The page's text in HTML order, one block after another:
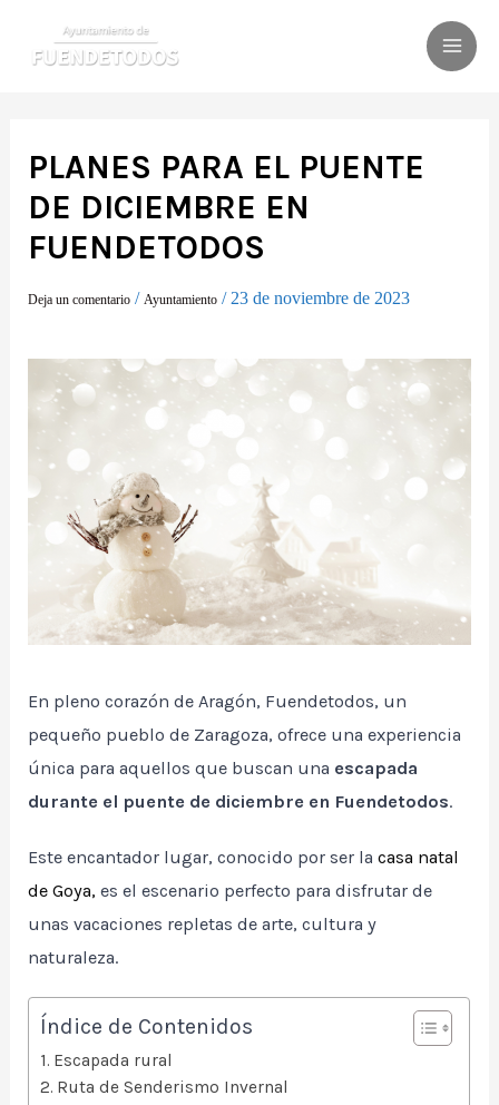
PLANES PARA EL PUENTE
DE DICIEMBRE EN
FUENDETODOS
Deja un comentario /Ayuntamiento /23 de noviembre de 2023
En pleno corazón de Aragón, Fuendetodos, un
pequeño pueblo de Zaragoza, ofrece una experiencia
única para aquellos que buscan una escapada
durante el puente de diciembre en Fuendetodos.
Este encantador lugar, conocido por ser lacasa natal
de Goya, es el escenario perfecto para disfrutar de
unas vacaciones repletas de arte, cultura y
naturaleza.
Índice de Contenidos
Escapada rural
Ruta de Senderismo Invernal